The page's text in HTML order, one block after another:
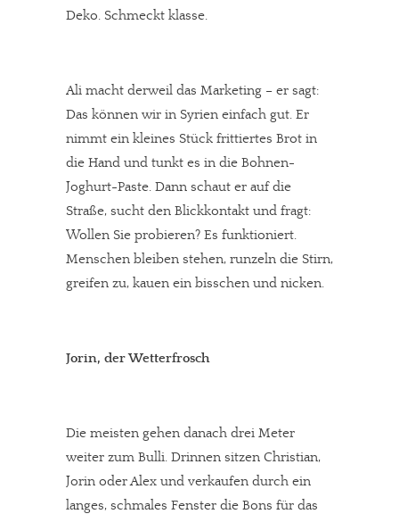
Deko. Schmeckt klasse.
Ali macht derweil das Marketing – er sagt:
Das können wir in Syrien einfach gut. Er
nimmt ein kleines Stück frittiertes Brot in
die Hand und tunkt es in die Bohnen-
Joghurt-Paste. Dann schaut er auf die
Straße, sucht den Blickkontakt und fragt:
Wollen Sie probieren? Es funktioniert.
Menschen bleiben stehen, runzeln die Stirn,
greifen zu, kauen ein bisschen und nicken.
Jorin, der Wetterfrosch
Die meisten gehen danach drei Meter
weiter zum Bulli. Drinnen sitzen Christian,
Jorin oder Alex und verkaufen durch ein
langes, schmales Fenster die Bons für das